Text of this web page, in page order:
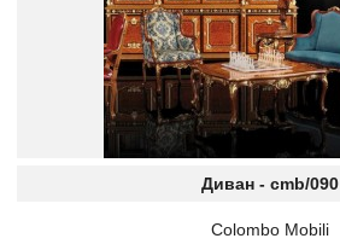
Диван - cmb/090
Colombo Mobili